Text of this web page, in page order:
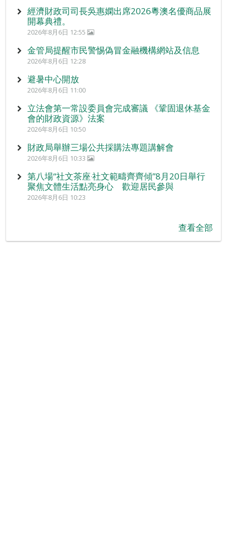
經濟財政司司長吳惠嫻出席2026粵澳名優商品展
開幕典禮。
2026年8月6日 12:55
金管局提醒市民警惕偽冒金融機構網站及信息
2026年8月6日 12:28
避暑中心開放
2026年8月6日 11:00
立法會第一常設委員會完成審議 《鞏固退休基金
會的財政資源》法案
2026年8月6日 10:50
財政局舉辦三場公共採購法專題講解會
2026年8月6日 10:33
第八場“社文茶座‧社文範疇齊齊傾”8月20日舉行
聚焦文體生活點亮身心 歡迎居民參與
2026年8月6日 10:23
查看全部